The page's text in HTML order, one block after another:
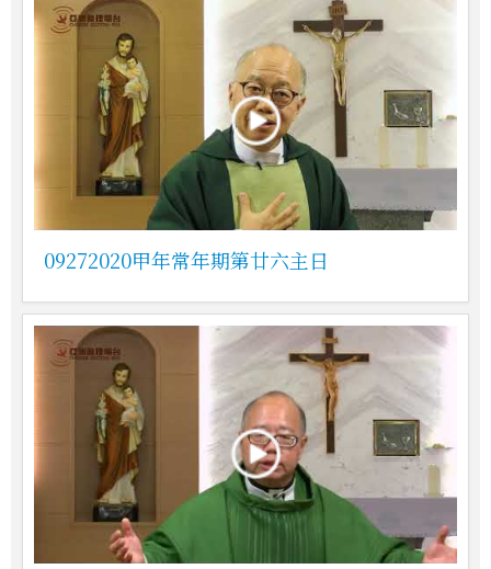
09272020甲年常年期第廿六主日